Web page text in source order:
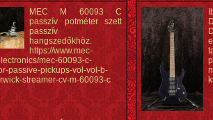
os elem és jackdugó aljzat *
közép/híd
MEC M 60093 C
passzív potméter szett
passzív
hangszedőkhöz.
https://www.mec-
mec-60093-c-
passive-pickups-vol-vol-b-
streamer-cv-m-60093-c